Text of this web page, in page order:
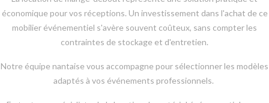
économique pour vos réceptions. Un investissement dans l'achat de ce
mobilier événementiel s'avère souvent coûteux, sans compter les
contraintes de stockage et d'entretien.
Notre équipe nantaise vous accompagne pour sélectionner les modèles
adaptés à vos événements professionnels.